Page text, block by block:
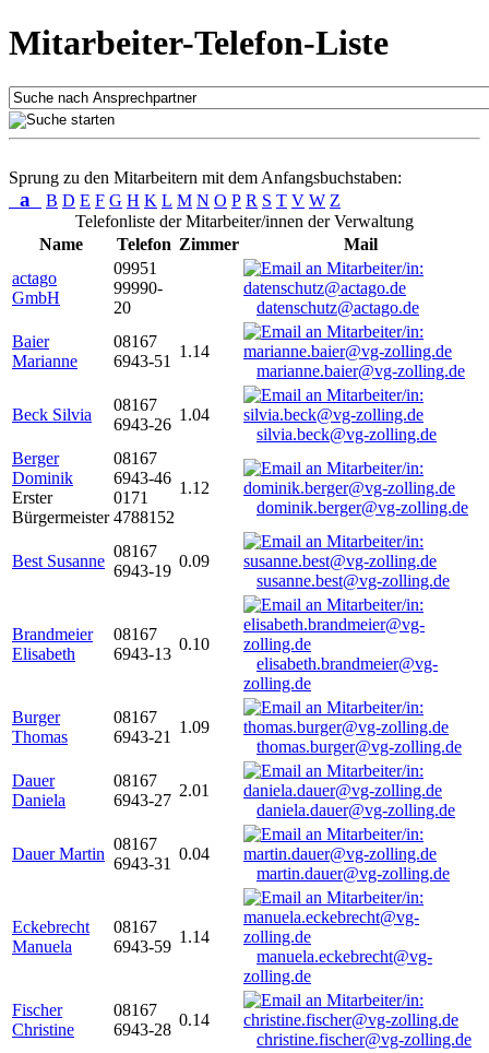
Mitarbeiter-Telefon-Liste
Sprung zu den Mitarbeitern mit dem Anfangsbuchstaben:
a B D E F G H K L M N O P R S T V W Z
Telefonliste der Mitarbeiter/innen der Verwaltung
Name
Telefon Zimmer
Mail
actago
GmbH
09951
99990-
20
datenschutz@actago.de
Baier
Marianne
08167
6943-51
1.14
marianne.baier@vg-zolling.de
Beck Silvia
08167
6943-26
1.04
silvia.beck@vg-zolling.de
Berger
Dominik
Erster
Bürgermeister
08167
6943-46
0171
4788152
1.12
dominik.berger@vg-zolling.de
Best Susanne
08167
6943-19
0.09
susanne.best@vg-zolling.de
Brandmeier
Elisabeth
08167
6943-13
0.10
elisabeth.brandmeier@vg-
zolling.de
Burger
Thomas
08167
6943-21
1.09
thomas.burger@vg-zolling.de
Dauer
Daniela
08167
6943-27
2.01
daniela.dauer@vg-zolling.de
Dauer Martin
08167
6943-31
0.04
martin.dauer@vg-zolling.de
Eckebrecht
Manuela
08167
6943-59
1.14
manuela.eckebrecht@vg-
zolling.de
Fischer
Christine
08167
6943-28
0.14
christine.fischer@vg-zolling.de